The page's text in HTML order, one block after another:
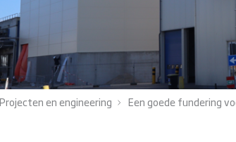
Projecten en engineering Een goede fundering